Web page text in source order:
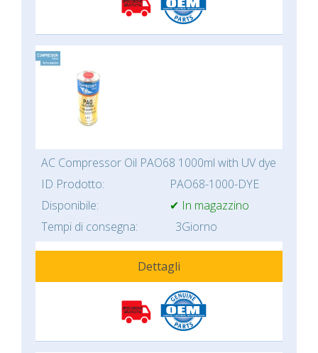
AC Compressor Oil PAO68 1000ml with UV dye
ID Prodotto:
PAO68-1000-DYE
Disponibile:
✔ In magazzino
Tempi di consegna:
3Giorno
Dettagli